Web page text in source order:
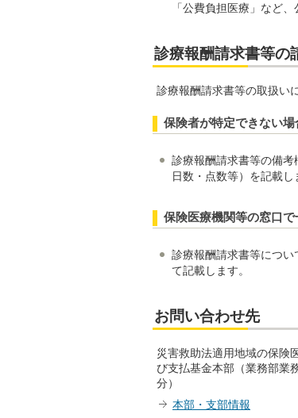
「公費負担医療」など
診療報酬請求書等の
診療報酬請求書等の取扱い
保険者が特定できない
診療報酬請求書等の備
日数・点数等）を記載し
保険医療機関等の窓口
診療報酬請求書等につ
て記載します。
お問い合わせ先
災害救助法適用地域の保険
び支払基金本部（業務部業
分）
本部・支部情報